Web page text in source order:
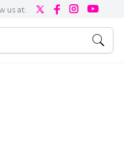
us at: